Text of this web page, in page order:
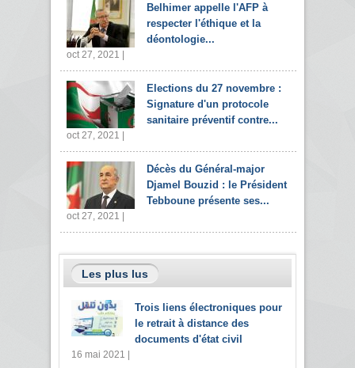
Belhimer appelle l'AFP à
respecter l'éthique et la
déontologie...
oct 27, 2021 |
Elections du 27 novembre :
Signature d'un protocole
sanitaire préventif contre...
oct 27, 2021 |
Décès du Général-major
Djamel Bouzid : le Président
Tebboune présente ses...
oct 27, 2021 |
Les plus lus
Trois liens électroniques pour
le retrait à distance des
documents d'état civil
16 mai 2021 |